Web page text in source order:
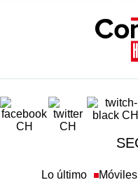
Lo último Móviles